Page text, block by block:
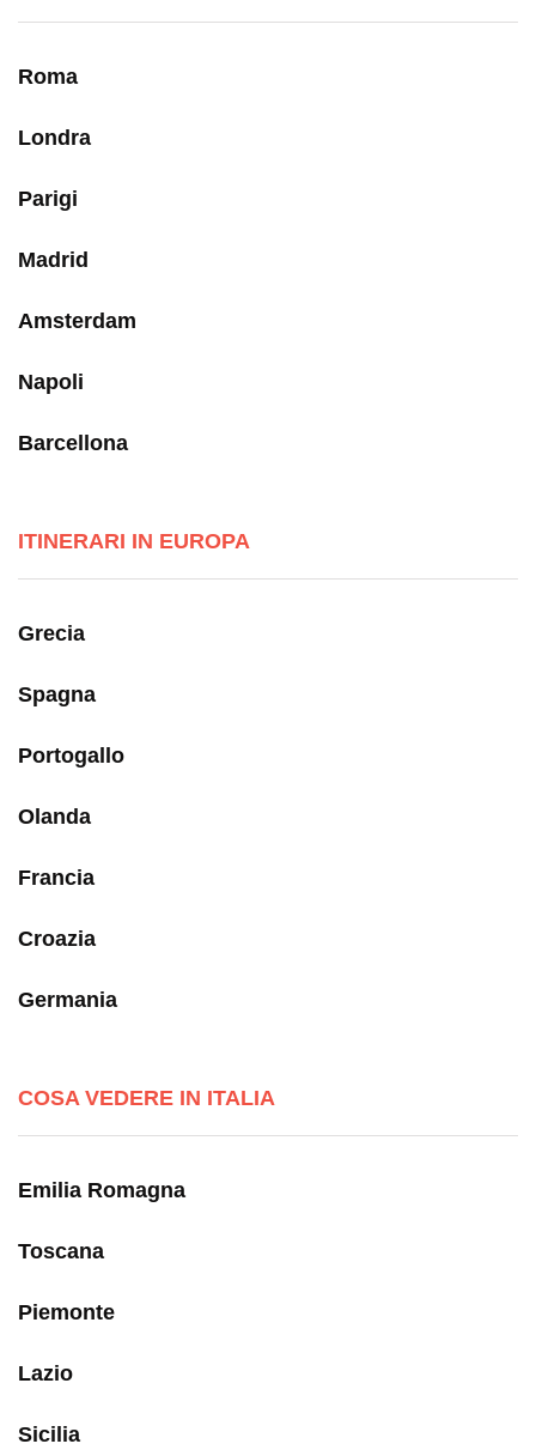
Roma
Londra
Parigi
Madrid
Amsterdam
Napoli
Barcellona
ITINERARI IN EUROPA
Grecia
Spagna
Portogallo
Olanda
Francia
Croazia
Germania
COSA VEDERE IN ITALIA
Emilia Romagna
Toscana
Piemonte
Lazio
Sicilia